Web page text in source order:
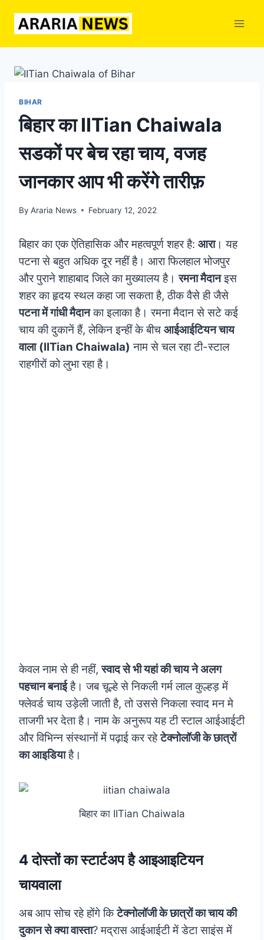
BIHAR
बिहार का IITian Chaiwala
सडकों पर बेच रहा चाय, वजह
जानकार आप भी करेंगे तारीफ़
By Araria News February 12, 2022
बिहार का एक ऐतिहासिक और महत्‍वपूर्ण शहर है: आरा। यह
पटना से बहुत अधिक दूर नहीं है। आरा फिलहाल भोजपुर
और पुराने शाहाबाद जिले का मुख्‍यालय है।रमना मैदानइस
शहर का हृदय स्‍थल कहा जा सकता है, ठीक वैसे ही जैसे
पटना में गांधी मैदानका इलाका है। रमना मैदान से सटे कई
चाय की दुकानें हैं, लेकिन इन्हीं के बीच आईआईटियन चाय
वाला (IITian Chaiwala) नाम से चल रहा टी-स्टाल
राहगीरों को लुभा रहा है।
केवल नाम से ही नहीं,स्वाद से भी यहां की चाय ने अलग
पहचान बनाईहै। जब चूल्हे से निकली गर्म लाल कुल्हड़ में
फ्लेवर्ड चाय उड़ेली जाती है, तो उससे निकला स्वाद मन मे
ताजगी भर देता है। नाम के अनुरूप यह टी स्टाल आईआईटी
और विभिन्न संस्थानों में पढ़ाई कर रहेटेक्नोलॉजी के छात्रों
का आइडियाहै।
बिहार का IITian Chaiwala
4 दोस्तों का स्‍टार्टअप है आइआइटियन
चायवाला
अब आप सोच रहे होंगे किटेक्नोलॉजी के छात्रों का चाय की
दुकान से क्या वास्ता? मद्रास आईआईटी में डेटा साइंस में